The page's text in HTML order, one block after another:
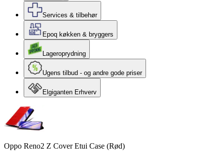
Services & tilbehør
Epoq køkken & bryggers
Lageroprydning
Ugens tilbud - og andre gode priser
Elgiganten Erhverv
Oppo Reno2 Z Cover Etui Case (Rød)